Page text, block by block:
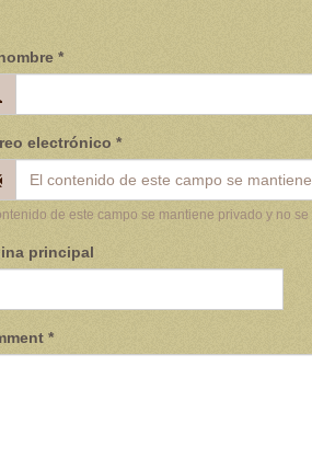
*
electrónico *
de este campo se mantiene privado y no
principal
*